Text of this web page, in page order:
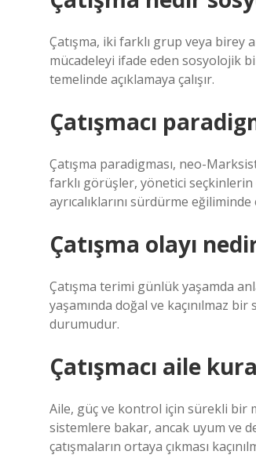
Çatışma, iki farklı grup veya
mücadeleyi ifade eden sosyolojik
temelinde açıklamaya çalışır.
Çatışmacı
Çatışma paradigması, neo-
farklı görüşler, yönetici
ayrıcalıklarını sürdürme
Çatışma olayı
Çatışma terimi günlük yaşamda
yaşamında doğal ve kaçınılmaz
durumudur.
Çatışmacı aile
Aile, güç ve kontrol için sürekli bir
sistemlere bakar, ancak uyum ve
çatışmaların ortaya çıkması